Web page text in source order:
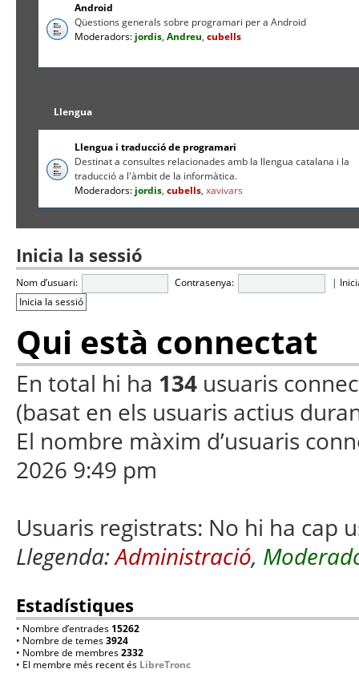
Android
Qüestions generals sobre programari per a Android
Moderadors: jordis,Andreu,cubells
Llengua
Llengua i traducció de programari
Destinat a consultes relacionades amb la llengua catalana i la
traducció a l'àmbit de la informàtica.
Moderadors: jordis,cubells,xavivars
Inicia la sessió
Nom d’usuari: Contrasenya: |
Qui està connectat
En total hi ha 134 usuaris
(basat en els usuaris actius
El nombre màxim d’usuaris
2026 9:49 pm
Usuaris registrats: No hi ha cap
Llegenda:Administració,
Estadístiques
• Nombre d’entrades 15262
• Nombre de temes3924
• Nombre de membres2332
• El membre més recent és LibreTronc